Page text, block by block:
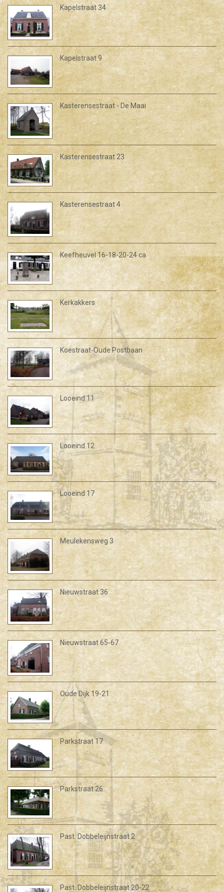
Kapelstraat 34
Kapelstraat 9
Kasterensestraat - De Maai
Kasterensestraat 23
Kasterensestraat 4
Keefheuvel 16-18-20-24 ca
Kerkakkers
Koestraat-Oude Postbaan
Looeind 11
Looeind 12
Looeind 17
Meulekensweg 3
Nieuwstraat 36
Nieuwstraat 65-67
Oude Dijk 19-21
Parkstraat 17
Parkstraat 26
Past. Dobbeleijnstraat 2
Past. Dobbeleijnstraat 20-22